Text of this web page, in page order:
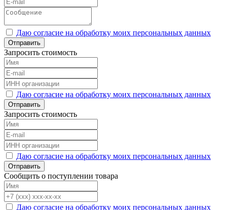
Даю согласие на обработку моих персональных данных
Отправить
Запросить стоимость
Даю согласие на обработку моих персональных данных
Отправить
Запросить стоимость
Даю согласие на обработку моих персональных данных
Отправить
Сообщить о поступлении товара
Даю согласие на обработку моих персональных данных